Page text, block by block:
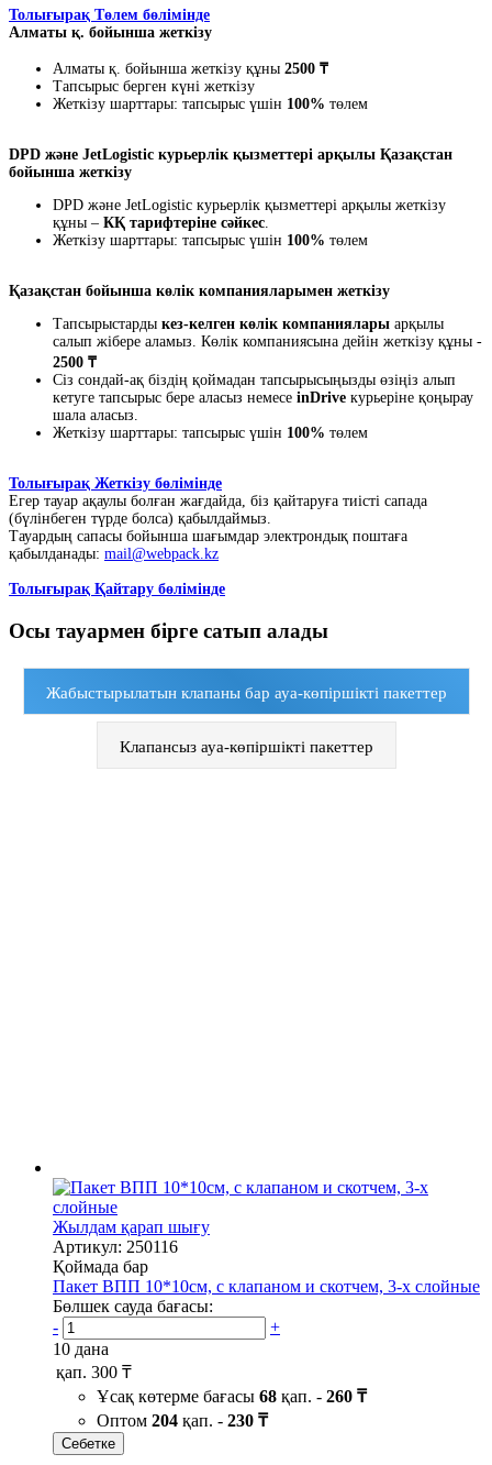
Толығырақ Төлем бөлімінде
Алматы қ. бойынша жеткізу
Алматы қ. бойынша жеткізу құны 2500 ₸
Тапсырыс берген күні жеткізу
Жеткізу шарттары: тапсырыс үшін 100% төлем
DPD және JetLogistic курьерлік қызметтері арқылы Қазақстан
бойынша жеткізу
DPD және JetLogistic курьерлік қызметтері арқылы жеткізу
құны – КҚ тарифтеріне сәйкес.
Жеткізу шарттары: тапсырыс үшін 100% төлем
Қазақстан бойынша көлік компанияларымен жеткізу
Тапсырыстарды кез-келген көлік компаниялары арқылы
салып жібере аламыз. Көлік компаниясына дейін жеткізу құны -
2500 ₸
Сіз сондай-ақ біздің қоймадан тапсырысыңызды өзіңіз алып
кетуге тапсырыс бере аласыз немесе inDrive курьеріне қоңырау
шала аласыз.
Жеткізу шарттары: тапсырыс үшін 100% төлем
Толығырақ Жеткізу бөлімінде
Егер тауар ақаулы болған жағдайда, біз қайтаруға тиісті сапада
(бүлінбеген түрде болса) қабылдаймыз.
Тауардың сапасы бойынша шағымдар электрондық поштаға
қабылданады: mail@webpack.kz
Толығырақ Қайтару бөлімінде
Осы тауармен бірге сатып алады
Жабыстырылатын клапаны бар ауа-көпіршікті пакеттер
Клапансыз ауа-көпіршікті пакеттер
Жылдам қарап шығу
Артикул: 250116
Қоймада бар
Пакет ВПП 10*10см, с клапаном и скотчем, 3-х слойные
Бөлшек сауда бағасы:
-
+
10 дана
қап. 300 ₸
Ұсақ көтерме бағасы 68 қап. - 260 ₸
Оптом 204 қап. - 230 ₸
Себетке